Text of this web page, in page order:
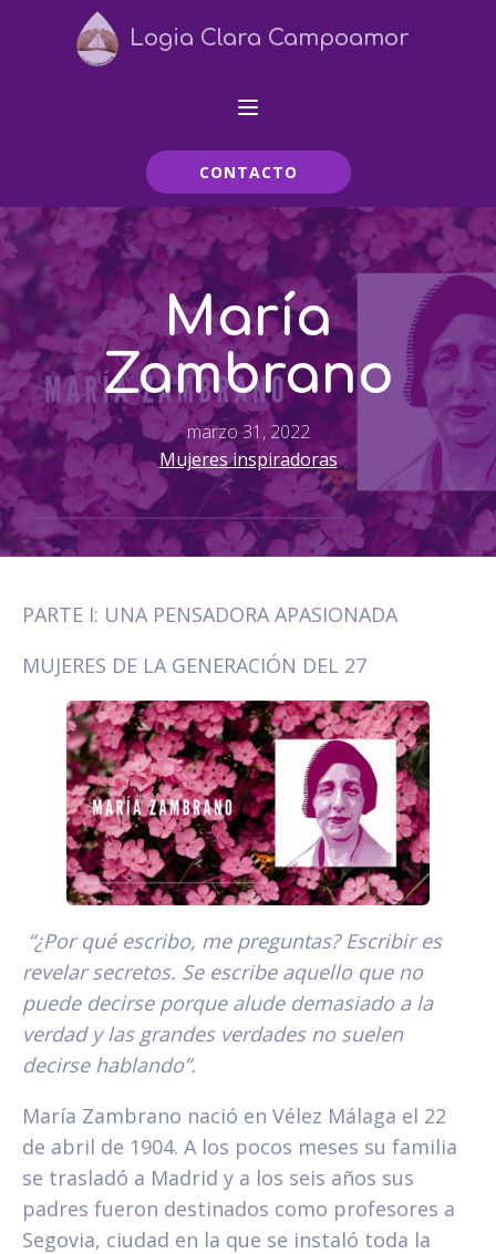
Logia Clara Campoamor
CONTACTO
María
Zambrano
marzo 31, 2022
Mujeres inspiradoras
PARTE I: UNA PENSADORA APASIONADA
MUJERES DE LA GENERACIÓN DEL 27
“¿Por qué escribo, me preguntas? Escribir es
revelar secretos. Se escribe aquello que no
puede decirse porque alude demasiado a la
verdad y las grandes verdades no suelen
decirse hablando”.
María Zambrano nació en Vélez Málaga el 22
de abril de 1904. A los pocos meses su familia
se trasladó a Madrid y a los seis años sus
padres fueron destinados como profesores a
Segovia, ciudad en la que se instaló toda la